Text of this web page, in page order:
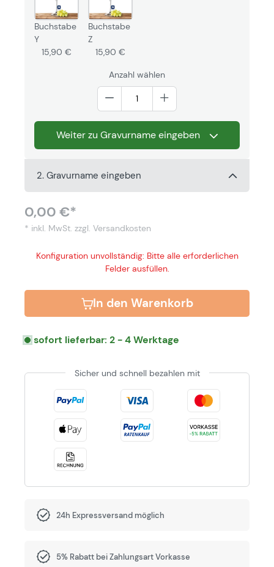
Buchstabe
Y
15,90 €
Buchstabe
Z
15,90 €
Anzahl wählen
Weiter zu Gravurname eingeben
2. Gravurname eingeben
0,00 €*
* inkl. MwSt. zzgl. Versandkosten
Konfiguration unvollständig: Bitte alle erforderlichen
Felder ausfüllen.
In den Warenkorb
sofort lieferbar: 2 - 4 Werktage
Sicher und schnell bezahlen mit
24h Expressversand möglich
5% Rabatt bei Zahlungsart Vorkasse